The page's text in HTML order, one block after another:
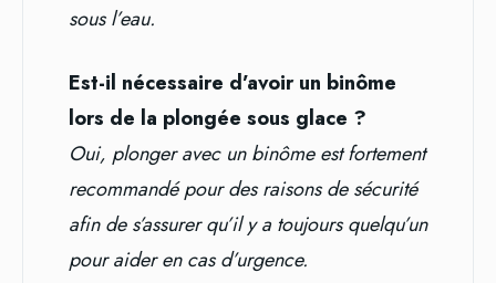
sous l’eau.
Est-il nécessaire d’avoir un binôme
lors de la plongée sous glace ?
Oui, plonger avec un binôme est fortement
recommandé pour des raisons de sécurité
afin de s’assurer qu’il y a toujours quelqu’un
pour aider en cas d’urgence.